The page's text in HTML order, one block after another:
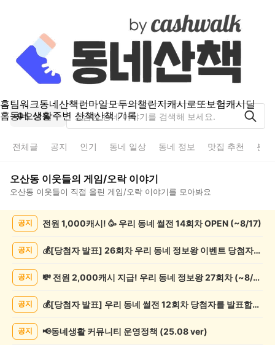
홈팀워크동네산책런마일모두의챌린지캐시로또보험캐시딜
홈동네 생활주변 산책산책 기록
오산동
전체글 공지 인기 동네 일상 동네 정보 맛집 추천 분
오산동 이웃들의 게임/오락이야기
오산동 이웃들이 직접 올린 게임/오락 이야기를 모아봐요
록
공지 전원 1,000캐시! 🥳 우리 동네 썰전 14회차 OPEN (~8/17)
공지 💰[당첨자 발표] 26회차 우리 동네 정보왕 이벤트 당첨자를 발표합니다!
공지 💸 전원 2,000캐시 지급! 우리 동네 정보왕 27회차 (~8/10)
공지 💰[당첨자 발표] 우리 동네 썰전 12회차 당첨자를 발표합니다!
공지 📢동네생활 커뮤니티 운영정책 (25.08 ver)